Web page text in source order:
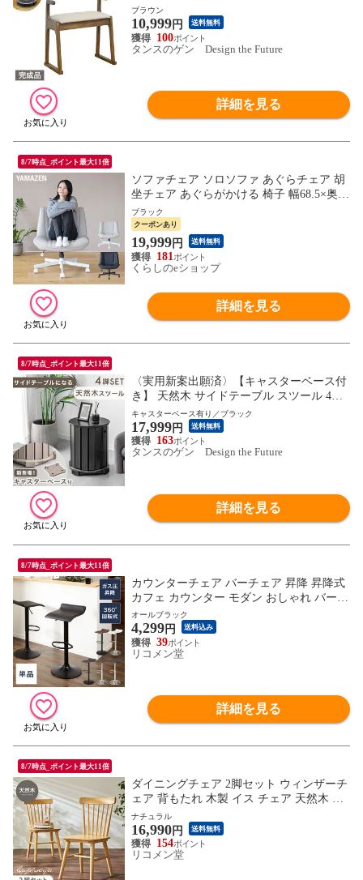
製 立ち上がり補助 腰掛け椅子 肘掛け椅子
玄関 手すり付 高齢者 介護 介助 北欧 シン
プル おしゃれ 母の日 父の日 敬老の日 235
70257〔ブラウン〕
ブラウン
10,999円 送料無料
100
タンスのゲン Design the Future
詳細を見る
8/7時点_ポイント最大11倍
ソファチェア ソロソファ あぐらチェア 胡
坐チェア あぐらがかける 椅子 幅68.5×奥行
71.5×高さ77.5-83.5cm デスクチェア オフィ
スチェア ワイド 座面 アームレス 高さ調節
可能 キャスター付き 一人暮らし 山善 YAM
AZEN 【送料無料】
ブラック
クーポンあり
19,999円 送料無料
181
くらしのeショップ
詳細を見る
8/7時点_ポイント最大11倍
〈実用新案出願済〉【キャスターベース付
き】 天然木 サイドテーブル スツール 4脚
セット 完成品 スタッキングチェア ダイニ
ングチェア 食卓椅子 木製 北欧 99907312
〔ブラック〕【予約】8月中旬※8/20までに
出荷予定
キャスターベース有り／ブラック
17,999円 送料無料
163
タンスのゲン Design the Future
詳細を見る
8/7時点_ポイント最大11倍
カウンターチェア バーチェア 昇降 昇降式
カフェ カウンター モダン おしゃれ バーチ
ェア バーチェアー チェアー ダイニングチ
ェアー ハイチェア イス カウンターチェア
ー 椅子 いす ダイニングチェア スツール
【Flusso】 【送料無料】
オールブラック
4,299円 送料込み
39
リコメン堂
詳細を見る
8/7時点_ポイント最大11倍
ダイニングチェア 2脚セット ウィンザーチ
ェア 背もたれ 木製 イス チェア 天然木 お
しゃれ 北欧 カフェ ダイニング チェア チ
ェアー 2点セット 肘なし 肘無し 食卓椅子
2脚 コームバック おしゃれ【送料無料】
ナチュラル
16,990円 送料無料
154
リコメン堂